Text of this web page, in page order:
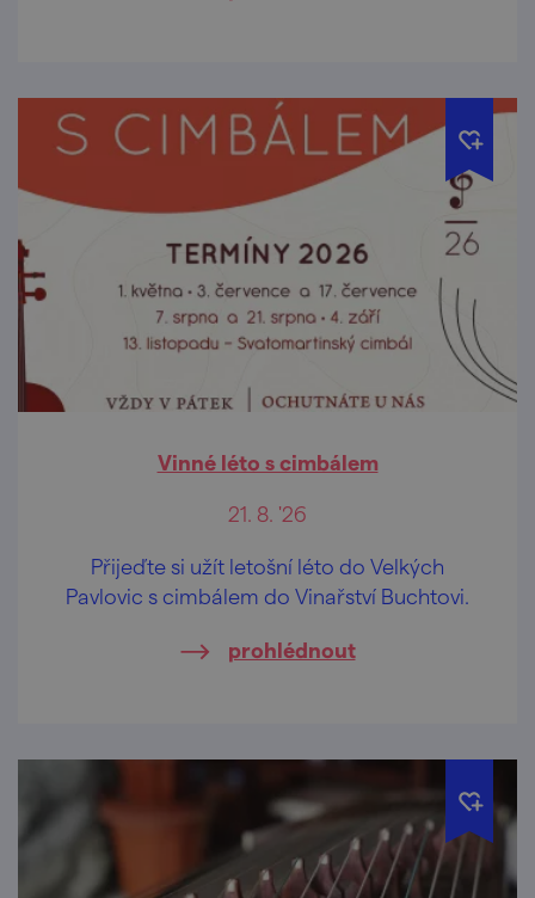
Vinné léto s cimbálem
21. 8. '26
Přijeďte si užít letošní léto do Velkých
Pavlovic s cimbálem do Vinařství Buchtovi.
prohlédnout